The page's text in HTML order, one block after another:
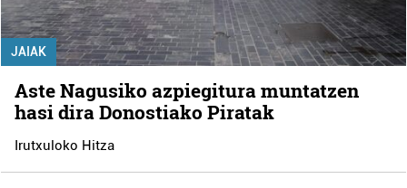
JAIAK
Aste Nagusiko azpiegitura muntatzen
hasi dira Donostiako Piratak
Irutxuloko Hitza